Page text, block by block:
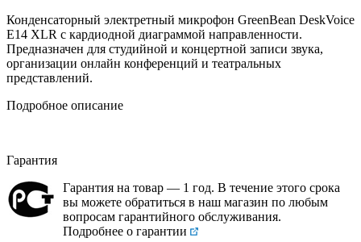
Конденсаторный электретный микрофон GreenBean DeskVoice
E14 XLR с кардиодной диаграммой направленности.
Предназначен для студийной и концертной записи звука,
организации онлайн конференций и театральных
представлений.
Подробное описание
Гарантия
Гарантия на товар — 1 год. В течение этого срока
вы можете обратиться в наш магазин по любым
вопросам гарантийного обслуживания.
Подробнее о гарантии